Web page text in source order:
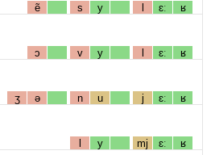
ẽ s y l ɛː ʁ
ɔ v y l ɛː ʁ
ʒ ə n u j ɛː ʁ
l y mj ɛː ʁ